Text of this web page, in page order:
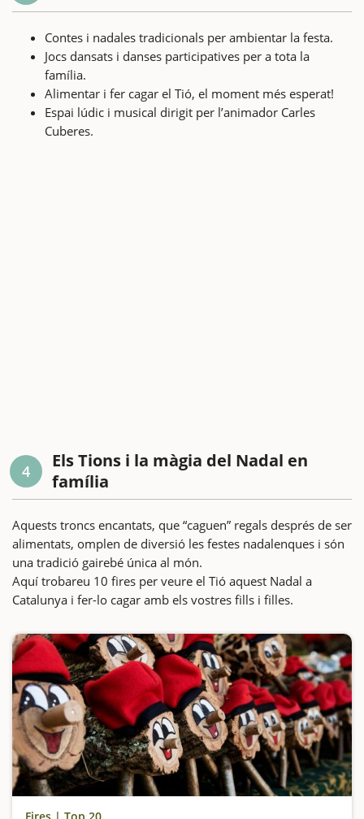
Contes i nadales tradicionals per ambientar la festa.
Jocs dansats i danses participatives per a tota la
família.
Alimentar i fer cagar el Tió, el moment més esperat!
Espai lúdic i musical dirigit per l’animador Carles
Cuberes.
4
Els Tions i la màgia del Nadal en
família
Aquests troncs encantats, que “caguen” regals després de ser
alimentats, omplen de diversió les festes nadalenques i són
una tradició gairebé única al món.
Aquí trobareu 10 fires per veure el Tió aquest Nadal a
Catalunya i fer-lo cagar amb els vostres fills i filles.
Fires | Top 20